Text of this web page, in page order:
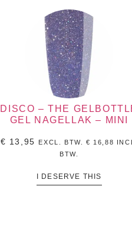
DISCO – THE
GEL NAGELLAK – MINI
€ 13,95 EXCL. BTW.€ 16,88
BTW.
I DESERVE THIS